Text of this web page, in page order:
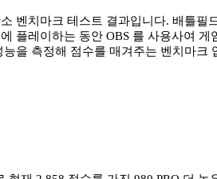
벤치마크 테스트 결과입니다. 배틀
플레이하는 동안 OBS 를 사용사여 게
을 측정해 점수를 매겨주는 벤치마크